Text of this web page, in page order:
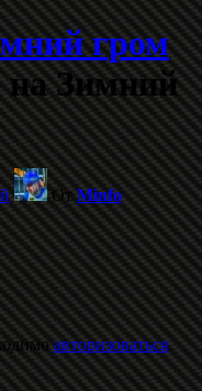
гром
Зимний
ОтMinfo
авторизоваться.